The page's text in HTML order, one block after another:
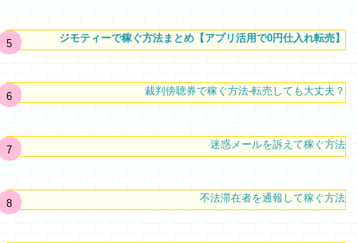
ジモティーで稼ぐ方法まとめ【アプリ活用で0円仕入れ転売】
裁判傍聴券で稼ぐ方法-転売しても大丈夫？
迷惑メールを訴えて稼ぐ方法
不法滞在者を通報して稼ぐ方法